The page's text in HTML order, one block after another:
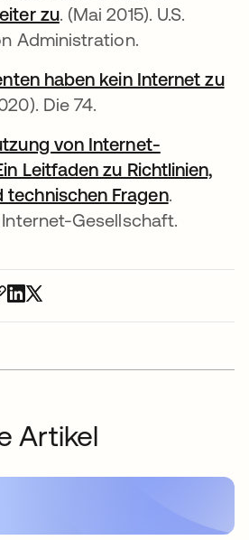
zu. (Mai 2015). U.S.
Administration.
haben kein Internet zu
Die 74.
von Internet-
Leitfaden zu Richtlinien,
technischen Fragen.
Internet-Gesellschaft.
Artikel